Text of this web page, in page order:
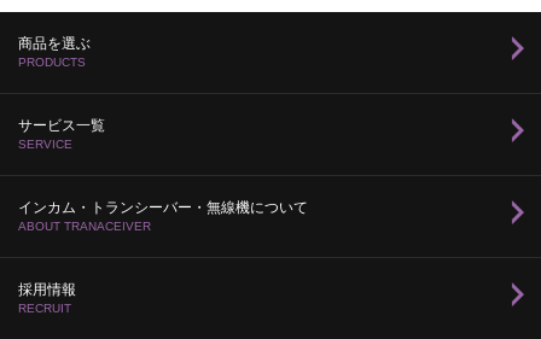
商品を選ぶ
PRODUCTS
サービス一覧
SERVICE
インカム・トランシーバー・無線機について
ABOUT TRANACEIVER
採用情報
RECRUIT